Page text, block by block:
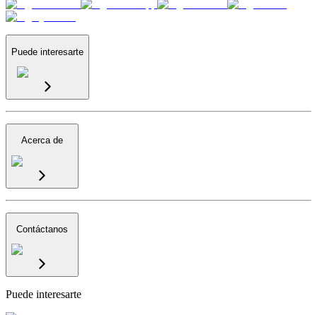
Puede interesarte
Acerca de
Contáctanos
Puede interesarte